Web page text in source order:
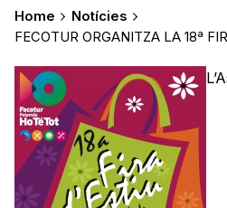
Home
Notícies
FECOTUR ORGANITZA LA 18ª